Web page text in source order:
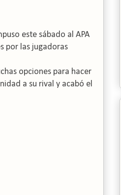
este sábado al APA
por las jugadoras
opciones para hacer
a su rival y acabó el